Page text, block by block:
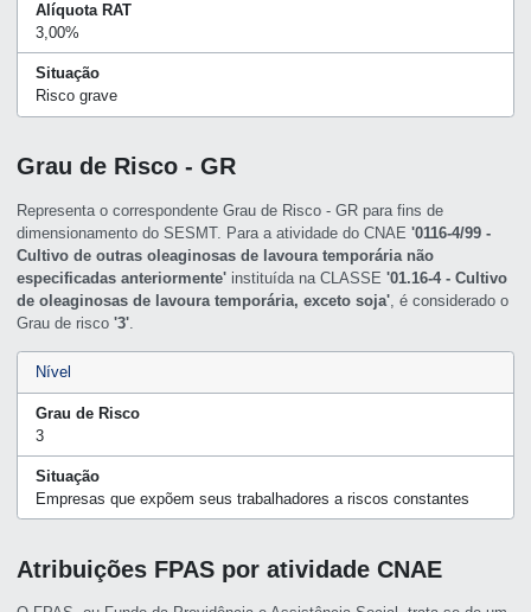
Alíquota RAT
3,00%
Situação
Risco grave
Grau de Risco - GR
Representa o correspondente Grau de Risco - GR para fins de
dimensionamento do SESMT. Para a atividade do CNAE'0116-4/99 -
Cultivo de outras oleaginosas de lavoura temporária não
especificadas anteriormente' instituída na CLASSE'01.16-4 - Cultivo
de oleaginosas de lavoura temporária, exceto soja' , é considerado o
Grau de risco'3'
Nível
Grau de Risco
3
Situação
Empresas que expõem seus trabalhadores a riscos constantes
Atribuições FPAS por atividade CNAE